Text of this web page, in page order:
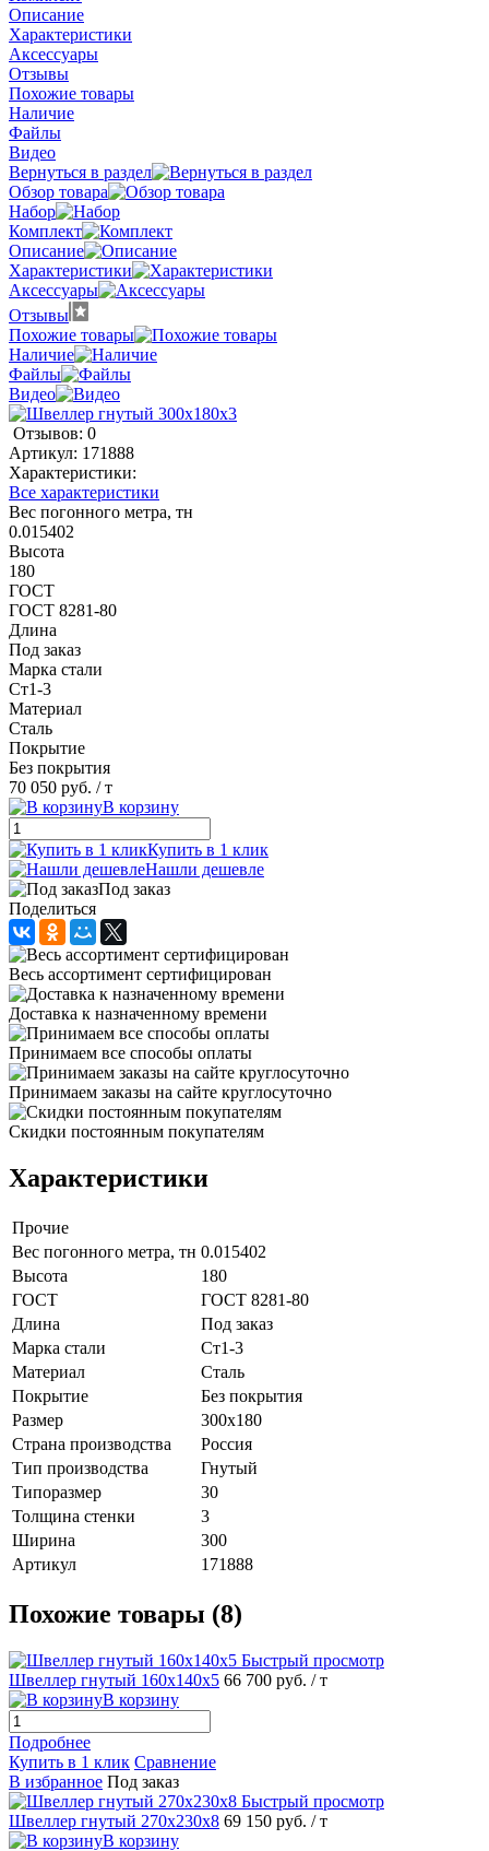
Описание
Характеристики
Аксессуары
Отзывы
Похожие товары
Наличие
Файлы
Видео
Вернуться в раздел
Обзор товара
Набор
Комплект
Описание
Характеристики
Аксессуары
Отзывы
Похожие товары
Наличие
Файлы
Видео
Отзывов: 0
Артикул: 171888
Характеристики:
Все характеристики
Вес погонного метра, тн
0.015402
Высота
180
ГОСТ
ГОСТ 8281-80
Длина
Под заказ
Марка стали
Ст1-3
Материал
Сталь
Покрытие
Без покрытия
70 050 руб. / т
В корзину
Купить в 1 клик
Нашли дешевле
Под заказ
Поделиться
Весь ассортимент сертифицирован
Доставка к назначенному времени
Принимаем все способы оплаты
Принимаем заказы на сайте круглосуточно
Скидки постоянным покупателям
Характеристики
Прочие
Вес погонного метра, тн 0.015402
Высота
180
ГОСТ
ГОСТ 8281-80
Длина
Под заказ
Марка стали
Ст1-3
Материал
Сталь
Покрытие
Без покрытия
Размер
300х180
Страна производства
Россия
Тип производства
Гнутый
Типоразмер
30
Толщина стенки
3
Ширина
300
Артикул
171888
Похожие товары (8)
Быстрый просмотр
Швеллер гнутый 160х140х5 66 700 руб. / т
В корзину
Подробнее
Купить в 1 клик Сравнение
В избранное Под заказ
Быстрый просмотр
Швеллер гнутый 270х230х8 69 150 руб. / т
В корзину